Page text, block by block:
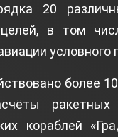
20
в том
условного
более
ракетных
кораблей